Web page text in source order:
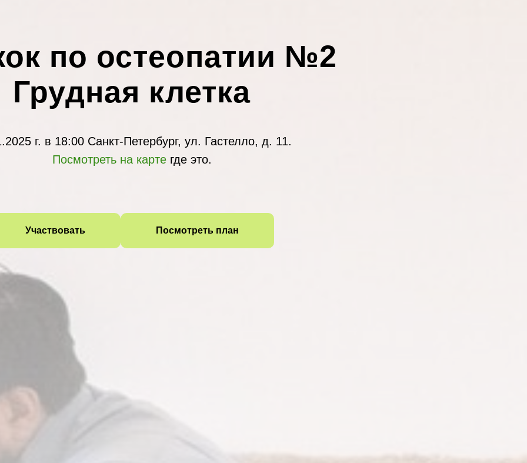
по остеопатии №2
Грудная клетка
г. в 18:00 Санкт-Петербург, ул. Гастелло, д. 11.
Посмотреть на картегде это.
Участвовать Посмотреть план